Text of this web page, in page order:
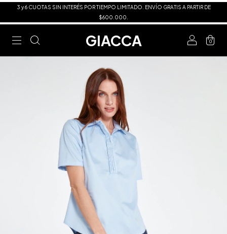
3 y 6 CUOTAS SIN INTERÉS POR TIEMPO LIMITADO. ENVÍO GRATIS A PARTIR DE
$600.000.
GIACCA 0